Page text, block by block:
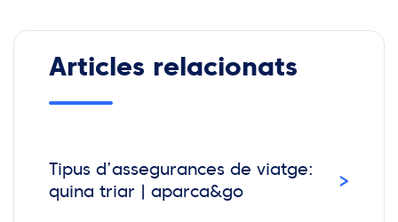
Articles relacionats
Tipus d’assegurances de viatge:
quina triar | aparca&go
›